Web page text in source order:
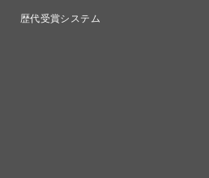
歴代受賞システム